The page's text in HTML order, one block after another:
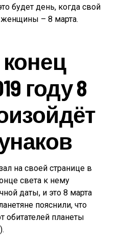
будет день, когда свой
женщины – 8 марта.
году 8
на своей странице в
света к нему
даты, и это 8 марта
пояснили, что
обитателей планеты